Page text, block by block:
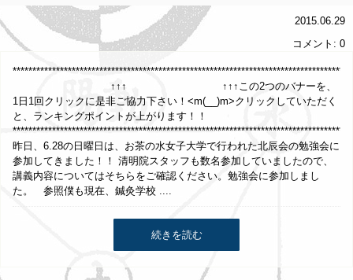
2015.06.29
コメント: 0
↑↑↑ ↑↑↑この2つのバナーを、
1日1回クリックに是非ご協力下さい！<m(__)m>クリックしていただく
と、ランキングポイントが上がります！！
昨日、6.28の日曜日は、お茶の水女子大学で行われた北辰会の勉強会に
参加してきました！！ 清明院スタッフも数名参加していましたので、
講義内容についてはそちらをご確認ください。勉強会に参加しまし
た。 参照僕も現在、鍼灸学校 ....
続きを読む